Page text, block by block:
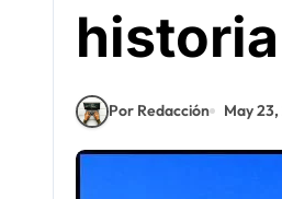
historia
Por Redacción May